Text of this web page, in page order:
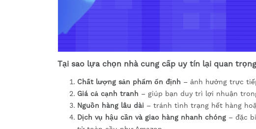
Tại sao lựa chọn nhà cung cấp uy tín lại quan
Chất lượng sản phẩm ổn định – ảnh hưởng trực
Giá cả cạnh tranh – giúp bạn duy trì lợi nhuận
Nguồn hàng lâu dài – tránh tình trạng hết hàng
Dịch vụ hậu cần và giao hàng nhanh chóng – đặc